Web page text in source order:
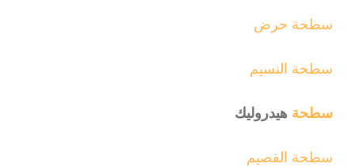
سطحة حرض
سطحة النسيم
سطحة هيدروليك
سطحة القصيم